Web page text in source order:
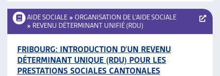
AIDE SOCIALE » ORGANISATION DE L’AIDE SOCIALE
» REVENU DÉTERMINANT UNIFIÉ (RDU)
FRIBOURG: INTRODUCTION D’UN REVENU
DÉTERMINANT UNIQUE (RDU) POUR LES
PRESTATIONS SOCIALES CANTONALES